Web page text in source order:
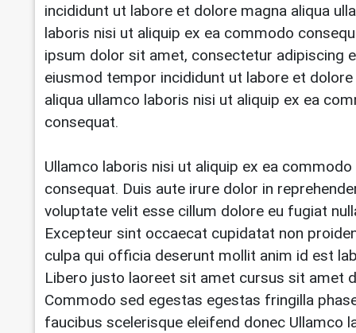
incididunt ut labore et dolore magna aliqua
laboris nisi ut aliquip ex ea commodo
ipsum dolor sit amet, consectetur adipiscing
eiusmod tempor incididunt ut labore et
aliqua ullamco laboris nisi ut aliquip ex ea
consequat.
Ullamco laboris nisi ut aliquip ex ea commodo
consequat. Duis aute irure dolor in
voluptate velit esse cillum dolore eu fugiat
Excepteur sint occaecat cupidatat non
culpa qui officia deserunt mollit anim id est
Libero justo laoreet sit amet cursus sit amet
Commodo sed egestas egestas fringilla
faucibus scelerisque eleifend donec Ullamco